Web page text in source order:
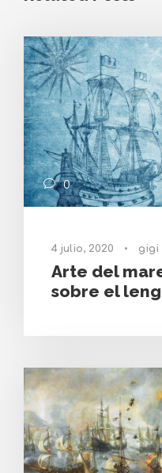
0
4 julio, 2020 • gigi
Arte del
sobre el